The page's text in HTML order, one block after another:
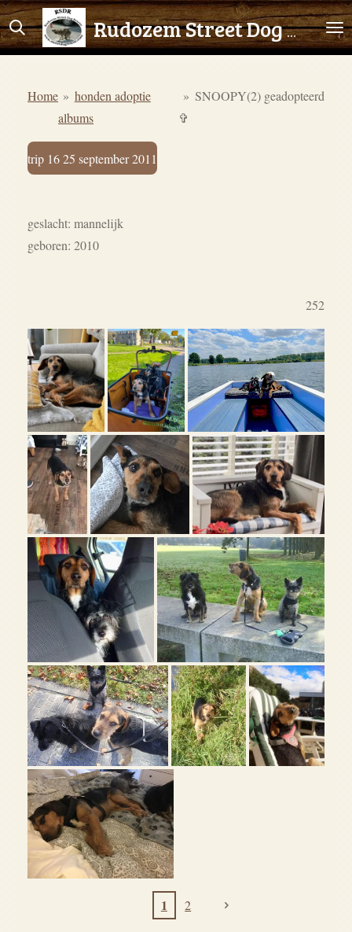
Ga
direct
hoofdinhoud
Rudozem Street Dog Rescue
Home » honden adoptie
albums
» SNOOPY(2) geadopteerd
✞
trip 16 25 september 2011
geslacht: mannelijk
geboren: 2010
252
1 2